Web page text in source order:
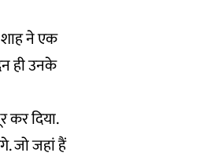
शाह ने एक
ही उनके
कर दिया.
जो जहां हैं